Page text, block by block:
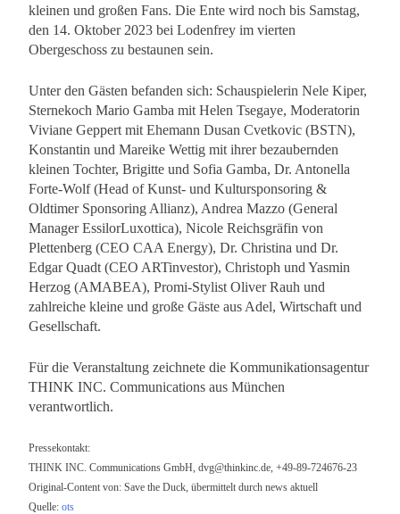
kleinen und großen Fans. Die Ente wird noch bis Samstag,
den 14. Oktober 2023 bei Lodenfrey im vierten
Obergeschoss zu bestaunen sein.
Unter den Gästen befanden sich: Schauspielerin Nele Kiper,
Sternekoch Mario Gamba mit Helen Tsegaye, Moderatorin
Viviane Geppert mit Ehemann Dusan Cvetkovic (BSTN),
Konstantin und Mareike Wettig mit ihrer bezaubernden
kleinen Tochter, Brigitte und Sofia Gamba, Dr. Antonella
Forte-Wolf (Head of Kunst- und Kultursponsoring &
Oldtimer Sponsoring Allianz), Andrea Mazzo (General
Manager EssilorLuxottica), Nicole Reichsgräfin von
Plettenberg (CEO CAA Energy), Dr. Christina und Dr.
Edgar Quadt (CEO ARTinvestor), Christoph und Yasmin
Herzog (AMABEA), Promi-Stylist Oliver Rauh und
zahlreiche kleine und große Gäste aus Adel, Wirtschaft und
Gesellschaft.
Für die Veranstaltung zeichnete die Kommunikationsagentur
THINK INC. Communications aus München
verantwortlich.
Pressekontakt:
THINK INC. Communications GmbH, dvg@thinkinc.de, +49-89-724676-23
Original-Content von: Save the Duck, übermittelt durch news aktuell
Quelle: ots